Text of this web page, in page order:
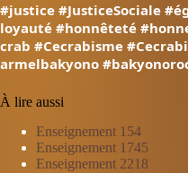
#justice #JusticeSociale
loyauté #honnêteté
crab #Cecrabisme
armelbakyono
À lire aussi
Enseignement 154
Enseignement 1745
Enseignement 2218